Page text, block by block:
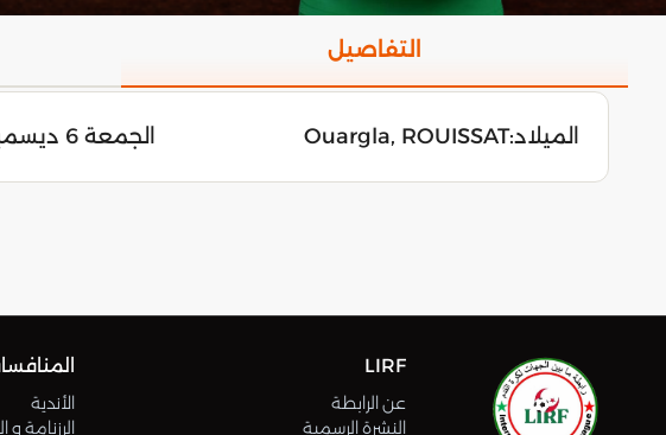
التفاصيل
الميلاد:Ouargla, ROUISSAT الجمعة 6 ديسمبر 2002
LIRF
عن الرابطة
النشرة الرسمية
الأندية
الرزنامة و